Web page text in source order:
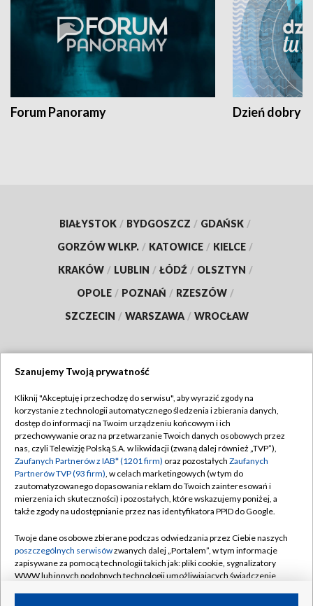
Forum Panoramy Dzień dobry
BIAŁYSTOK / BYDGOSZCZ / GDAŃSK /
GORZÓW WLKP. / KATOWICE / KIELCE /
KRAKÓW / LUBLIN / ŁÓDŹ / OLSZTYN /
OPOLE / POZNAŃ / RZESZÓW /
SZCZECIN / WARSZAWA / WROCŁAW
TVP
Abonament TVP
Emisja w TVP
Centrum informacji TVP
Naziemna Telewizja Cyfrowa
Rada Programowa
System NOS
Informacje o nadawcy
Regulamin TVP
Polityka prywatności
Moje zgody
Pomoc
Kontakt
Kanały
Szanujemy Twoją prywatność
Kliknij "Akceptuję i przechodzę do serwisu", aby wyrazić zgody na
korzystanie z technologii automatycznego śledzenia i zbierania danych,
dostęp do informacji na Twoim urządzeniu końcowym i ich
przechowywanie oraz na przetwarzanie Twoich danych osobowych przez
nas, czyli Telewizję Polską S.A. w likwidacji (zwaną dalej również „TVP”),
Zaufanych Partnerów z IAB* (1201 firm) oraz pozostałych Zaufanych
Partnerów TVP (93 firm), w celach marketingowych (w tym do
zautomatyzowanego dopasowania reklam do Twoich zainteresowań i
mierzenia ich skuteczności) i pozostałych, które wskazujemy poniżej, a
także zgody na udostępnianie przez nas identyfikatora PPID do Google.
Twoje dane osobowe zbierane podczas odwiedzania przez Ciebie naszych
poszczególnych serwisówzwanych dalej „Portalem”, w tym informacje
zapisywane za pomocą technologii takich jak: pliki cookie, sygnalizatory
WWW lub innych podobnych technologii umożliwiających świadczenie